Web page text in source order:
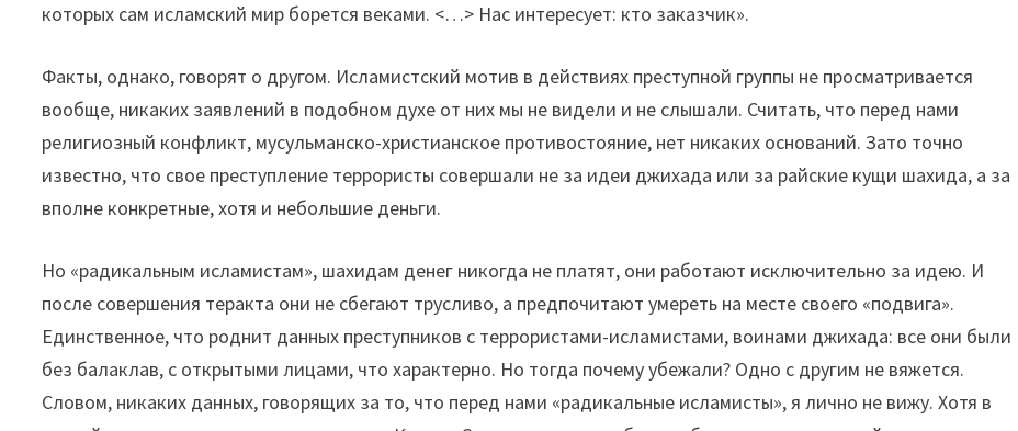
которых сам исламский мир борется веками. <…> Нас интересует: кто заказчик».
Факты, однако, говорят о другом. Исламистский мотив в действиях преступной группы не просматривается
вообще, никаких заявлений в подобном духе от них мы не видели и не слышали. Считать, что перед нами
религиозный конфликт, мусульманско-христианское противостояние, нет никаких оснований. Зато точно
известно, что свое преступление террористы совершали не за идеи джихада или за райские кущи шахида, а за
вполне конкретные, хотя и небольшие деньги.
Но «радикальным исламистам», шахидам денег никогда не платят, они работают исключительно за идею. И
после совершения теракта они не сбегают трусливо, а предпочитают умереть на месте своего «подвига».
Единственное, что роднит данных преступников с террористами-исламистами, воинами джихада: все они были
без балаклав, с открытыми лицами, что характерно. Но тогда почему убежали? Одно с другим не вяжется.
Словом, никаких данных, говорящих за то, что перед нами «радикальные исламисты», я лично не вижу. Хотя в